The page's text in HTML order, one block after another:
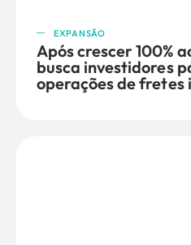
EXPANSÃO
Após crescer 100%
busca investidores
operações de